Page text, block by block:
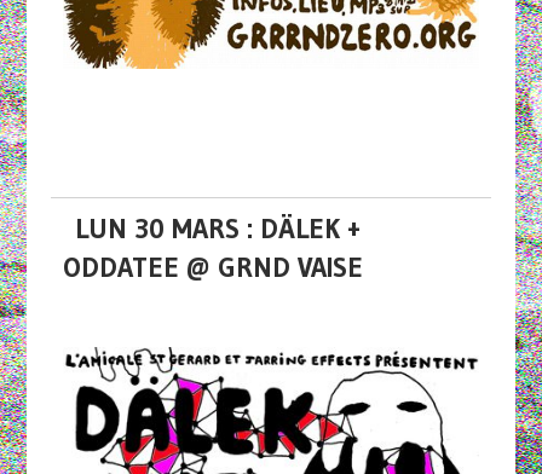
LUN 30 MARS : DÄLEK +
ODDATEE @ GRND VAISE